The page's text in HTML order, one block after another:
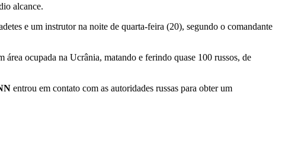
alcance.
e um instrutor na noite de quarta-feira (20), segundo o comandante
área ocupada na Ucrânia, matando e ferindo quase 100 russos, de
entrou em contato com as autoridades russas para obter um